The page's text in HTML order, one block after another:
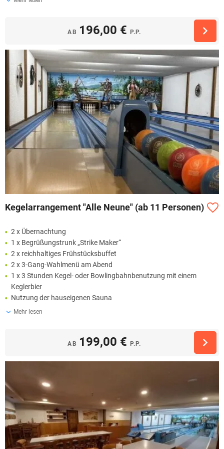
AB 196,00 € P.P.
Kegelarrangement "Alle Neune" (ab 11 Personen)
2 x Übernachtung
1 x Begrüßungstrunk „Strike Maker“
2 x reichhaltiges Frühstücksbuffet
2 x 3-Gang-Wahlmenü am Abend
1 x 3 Stunden Kegel- oder Bowlingbahnbenutzung mit einem
Keglerbier
Nutzung der hauseigenen Sauna
Mehr lesen
AB 199,00 € P.P.